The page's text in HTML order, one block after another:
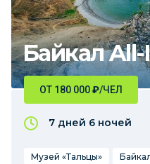
Байкал
ОТ 180 000₽/ЧЕЛ
7 дней 6 ночей
Музей «Тальцы»